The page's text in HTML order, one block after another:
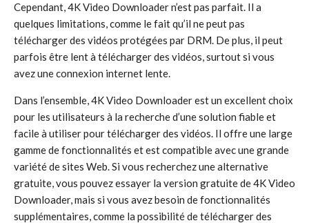
Cependant, 4K Video Downloader n’est pas parfait. Il a
quelques limitations, comme le fait qu’il ne peut pas
télécharger des vidéos protégées par DRM. De plus, il peut
parfois être lent à télécharger des vidéos, surtout si vous
avez une connexion internet lente.
Dans l’ensemble, 4K Video Downloader est un excellent choix
pour les utilisateurs à la recherche d’une solution fiable et
facile à utiliser pour télécharger des vidéos. Il offre une large
gamme de fonctionnalités et est compatible avec une grande
variété de sites Web. Si vous recherchez une alternative
gratuite, vous pouvez essayer la version gratuite de 4K Video
Downloader, mais si vous avez besoin de fonctionnalités
supplémentaires, comme la possibilité de télécharger des